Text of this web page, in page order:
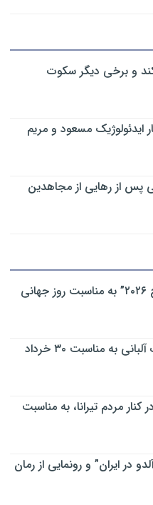
و برخی دیگر سکوت
مسعود و مریم
پس از رهایی از مجاهدین
نشست “هیئت صلح ۲۰۲۶” به مناسبت روز جهانی
به مناسبت ۳۰ خرداد
مردم تیرانا، به مناسبت
در ایران” و رونمایی از رمان